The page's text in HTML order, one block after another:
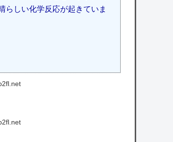
らしい化学反応が起きていま